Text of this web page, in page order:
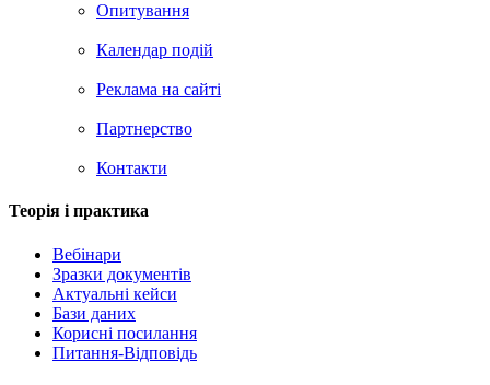
Опитування
Календар подій
Реклама на сайтi
Партнерство
Контакти
Теорія i практика
Вебінари
Зразки документів
Актуальні кейси
Бази даних
Корисні посилання
Питання-Відповідь